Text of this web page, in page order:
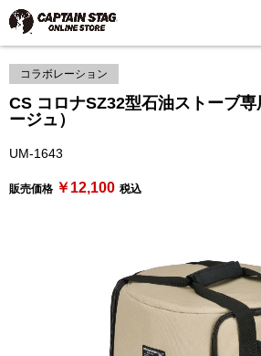
コラボレーション
CS コロナSZ32型石油ストーブ
ージュ）
UM-1643
販売価格 ￥12,100 税込